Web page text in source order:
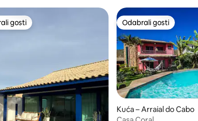
recenzija: 196
rangiranima s oznakom „Odabrali gosti”
gosti Odabrali gosti
Odabrali gosti
Kuća – Arraial do Cabo